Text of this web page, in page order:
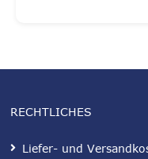
RECHTLICHES
Liefer- und